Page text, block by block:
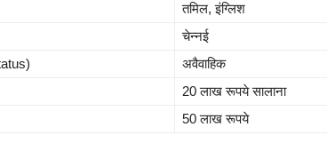
तमिल, इंग्लिश
चेन्नई
अवैवाहिक
20 लाख रूपये सालाना
50 लाख रूपये